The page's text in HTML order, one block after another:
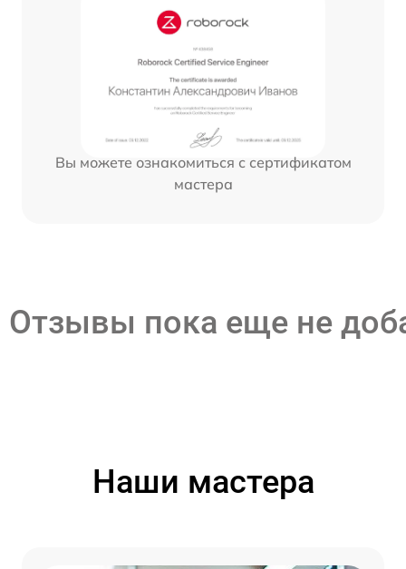
Вы можете ознакомиться с сертификатом
мастера
Отзывы пока еще не
Наши мастера